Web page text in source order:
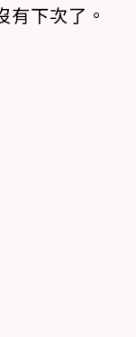
有下次了。